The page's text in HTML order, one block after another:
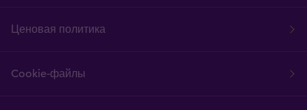
Ценовая политика
Cookie-файлы